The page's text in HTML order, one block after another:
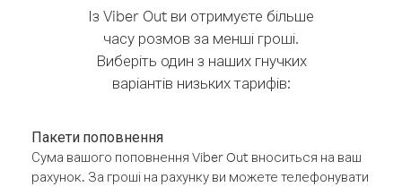
Із Viber Out ви отримуєте більше
часу розмов за менші гроші.
Виберіть один з наших гнучких
варіантів низьких тарифів:
Пакети поповнення
Сума вашого поповнення Viber Out вноситься на ваш
рахунок. За гроші на рахунку ви можете телефонувати